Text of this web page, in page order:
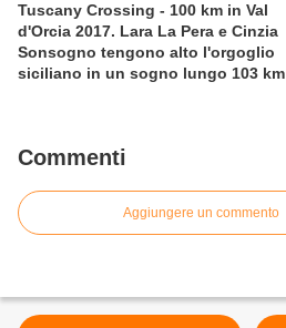
Tuscany Crossing - 100 km in Val
d'Orcia 2017. Lara La Pera e Cinzia
Sonsogno tengono alto l'orgoglio
siciliano in un sogno lungo 103 km
Commenti
Aggiungere un commento